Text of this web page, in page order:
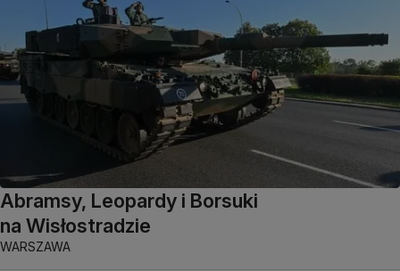
Abramsy, Leopardy i Borsuki
na Wisłostradzie
WARSZAWA